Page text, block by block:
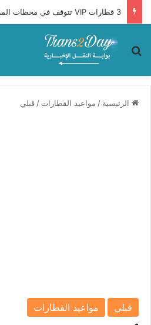
بحث عن
الرئيسية / مواعيد القطارات / قبلي
قبلي مواعيد القطارات